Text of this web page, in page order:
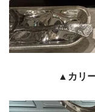
▲カリ